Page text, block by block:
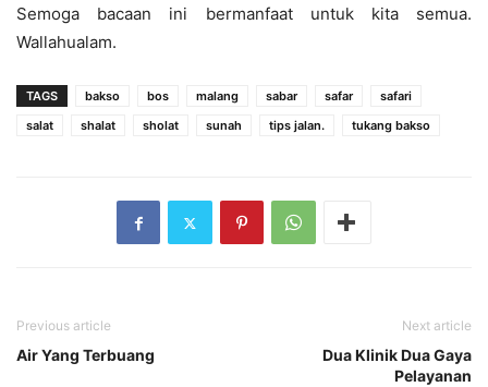
Semoga bacaan ini bermanfaat untuk kita semua.
Wallahualam.
TAGS bakso bos malang sabar safar
safari
salat
shalat sholat sunah tips jalan. tukang bakso
Previous article
Air Yang Terbuang
Next article
Dua Klinik Dua Gaya
Pelayanan